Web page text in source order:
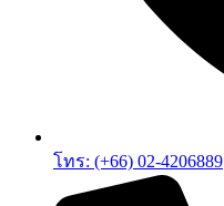
โทร: (+66) 02-4206889